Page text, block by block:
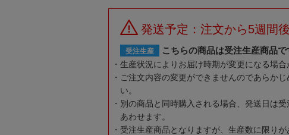
発送予定：注文から5週間
受注生産 こちらの商品は受注生産商品で
生産状況によりお届け時期が変更になる場合
ご注文内容の変更ができませんのであらかじ
い。
別の商品と同時購入される場合、発送日は受
あわせます。
受注生産商品となりますが、生産数に限りが